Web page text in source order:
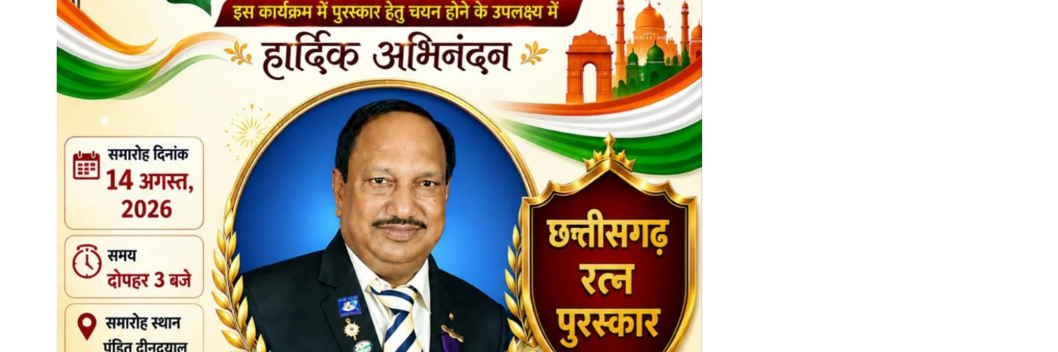
विकसित भारत- जी राम जी अंतर्गत ग्राम पंचायतों में संचालित सभी प्रगतिरत कार्यों को निर्धारित समय-सीमा में पूर्ण करने
तथा मांग आधारित नए कार्य प्रारंभ करने पर चर्चा हुई। ग्राम सभा के प्रस्तावों के अनुरूप संतृप्ति आधार पर प्राथमिकता
वाले तीन कार्यों को स्वीकृत कर दिसंबर 2026 तक पूर्ण करने की कार्ययोजना तैयार की गई। “मेरी बेटी, मेरा अभिमान”
अभियान के तहत मांग के अनुसार शासकीय विद्यालयों में बालिका शौचालयों के निर्माण पर भी विशेष चर्चा की गई।
बैठक में निर्मित आजीविका डबरी एवं नवा तरिया के माध्यम से हितग्राहियों तथा क्लस्टर स्तरीय संघ के लिए आजीविका
संवर्धन की कार्ययोजना तैयार करने तथा धार अपार अभियान को प्रभावी ढंग से संचालित करने की रूपरेखा पर विचार-विमर्श
किया गया। साथ ही कार्यों के प्रारंभ, प्रगति एवं पूर्णता के प्रत्येक चरण में जनप्रतिनिधियों को अनिवार्य रूप से आमंत्रित
करने पर सहमति व्यक्त की गई।